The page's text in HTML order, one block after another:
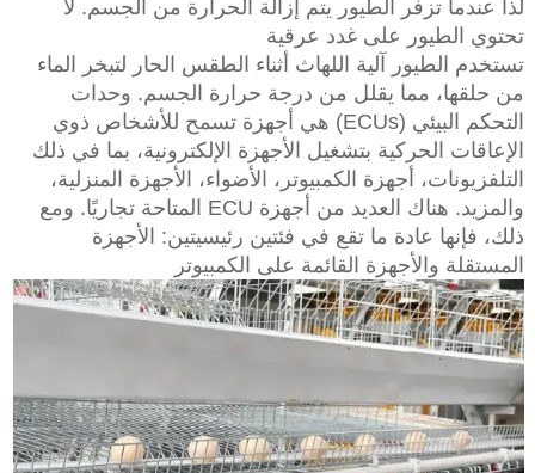
لذا عندما تزفر الطيور يتم إزالة الحرارة من الجسم. لا
تحتوي الطيور على غدد عرقية
تستخدم الطيور آلية اللهاث أثناء الطقس الحار لتبخر الماء
من حلقها، مما يقلل من درجة حرارة الجسم. وحدات
التحكم البيئي (ECUs) هي أجهزة تسمح للأشخاص ذوي
الإعاقات الحركية بتشغيل الأجهزة الإلكترونية، بما في ذلك
التلفزيونات، أجهزة الكمبيوتر، الأضواء، الأجهزة المنزلية،
والمزيد. هناك العديد من أجهزة ECU المتاحة تجاريًا. ومع
ذلك، فإنها عادة ما تقع في فئتين رئيسيتين: الأجهزة
المستقلة والأجهزة القائمة على الكمبيوتر